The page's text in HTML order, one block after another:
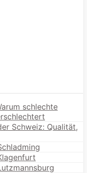
schlechte
Schweiz: Qualität,